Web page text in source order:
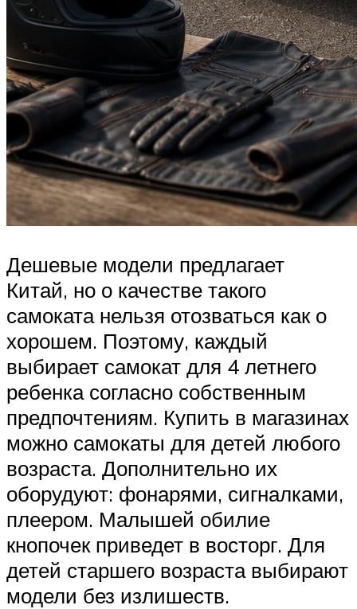
Дешевые модели предлагает
Китай, но о качестве такого
самоката нельзя отозваться как о
хорошем. Поэтому, каждый
выбирает самокат для 4 летнего
ребенка согласно собственным
предпочтениям. Купить в магазинах
можно самокаты для детей любого
возраста. Дополнительно их
оборудуют: фонарями, сигналками,
плеером. Малышей обилие
кнопочек приведет в восторг. Для
детей старшего возраста выбирают
модели без излишеств.